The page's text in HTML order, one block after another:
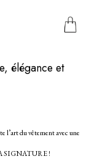
élégance et
l’art du vêtement avec une
SIGNATURE !